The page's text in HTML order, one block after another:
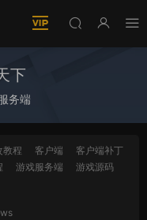
下
务端
教程 客户端
客户端补丁
游戏服务端
游戏源码